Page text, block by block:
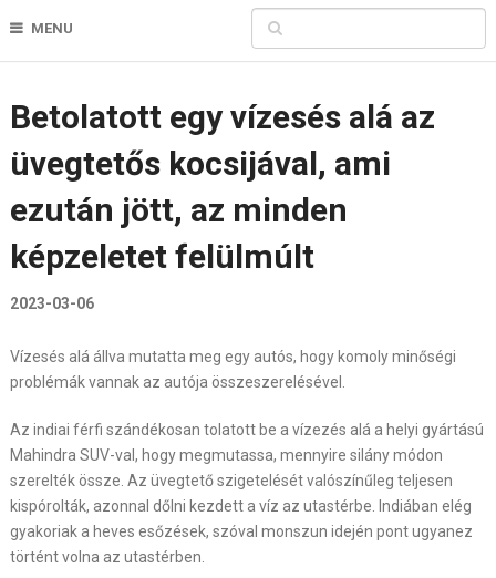
MENU
Betolatott egy vízesés alá az
üvegtetős kocsijával, ami
ezután jött, az minden
képzeletet felülmúlt
2023-03-06
Vízesés alá állva mutatta meg egy autós, hogy komoly minőségi
problémák vannak az autója összeszerelésével.
Az indiai férfi szándékosan tolatott be a vízezés alá a helyi gyártású
Mahindra SUV-val, hogy megmutassa, mennyire silány módon
szerelték össze. Az üvegtető szigetelését valószínűleg teljesen
kispórolták, azonnal dőlni kezdett a víz az utastérbe. Indiában elég
gyakoriak a heves esőzések, szóval monszun idején pont ugyanez
történt volna az utastérben.